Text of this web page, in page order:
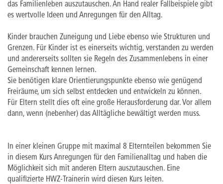
das Familienleben auszutauschen. An Hand realer Fallbeispiele gibt
es wertvolle Ideen und Anregungen für den Alltag.
Kinder brauchen Zuneigung und Liebe ebenso wie Strukturen und
Grenzen. Für Kinder ist es einerseits wichtig, verstanden zu werden
und andererseits sollten sie Regeln des Zusammenlebens in einer
Gemeinschaft kennen lernen.
Sie benötigen klare Orientierungspunkte ebenso wie genügend
Freiräume, um sich selbst entdecken und entwickeln zu können.
Für Eltern stellt dies oft eine große Herausforderung dar. Vor allem
dann, wenn (nebenher) das Alltägliche bewältigt werden muss.
In einer kleinen Gruppe mit maximal 8 Elternteilen bekommen Sie
in diesem Kurs Anregungen für den Familienalltag und haben die
Möglichkeit sich mit anderen Eltern auszutauschen. Eine
qualifizierte HWZ-Trainerin wird diesen Kurs leiten.